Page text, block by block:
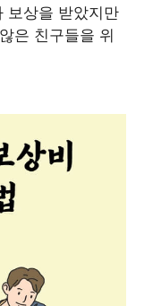
보상을 받았지만
은 친구들을 위